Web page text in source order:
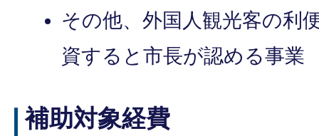
その他、外国人観光客の利
資すると市長が認める事業
補助対象経費